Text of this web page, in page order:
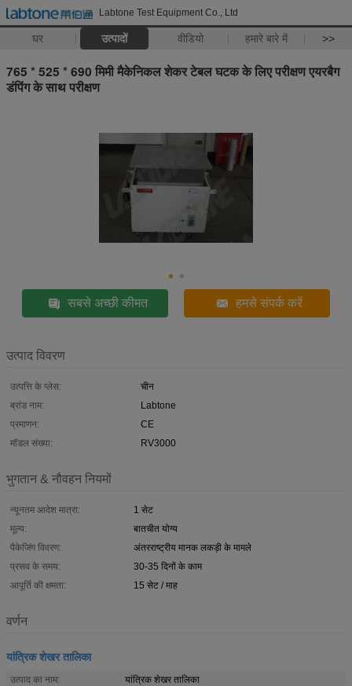
Labtone Test Equipment Co., Ltd
घर उत्पादों वीडियो हमारे बारे में >>
765 * 525 * 690 मिमी मैकेनिकल शेकर टेबल घटक के लिए परीक्षण एयरबैग
डंपिंग के साथ परीक्षण
सबसे अच्छी कीमत हमसे संपर्क करें
उत्पाद विवरण
उत्पत्ति के प्लेस:
चीन
ब्रांड नाम:
Labtone
प्रमाणन:
CE
मॉडल संख्या:
RV3000
भुगतान & नौवहन नियमों
न्यूनतम आदेश मात्रा:
1 सेट
मूल्य:
बातचीत योग्य
पैकेजिंग विवरण:
अंतरराष्ट्रीय मानक लकड़ी के मामले
प्रसव के समय:
30-35 दिनों के काम
आपूर्ति की क्षमता:
15 सेट / माह
वर्णन
यांत्रिक शेखर तालिका
उत्पाद का नाम:
यांत्रिक शेखर तालिका